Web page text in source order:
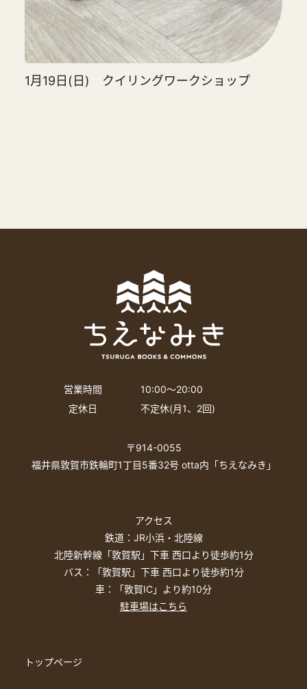
1月19日(日) クイリングワークショップ
営業時間
10:00〜20:00
定休日
不定休(月1、2回)
〒914-0055
福井県敦賀市鉄輪町1丁目5番32号 otta内「ちえなみき」
アクセス
鉄道：JR小浜・北陸線
北陸新幹線「敦賀駅」下車 西口より徒歩約1分
バス：「敦賀駅」下車 西口より徒歩約1分
車：「敦賀IC」より約10分
駐車場はこちら
トップページ